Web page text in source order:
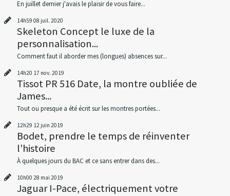
En juillet dernier j'avais le plaisir de vous faire...
14h59 08 juil. 2020
Skeleton Concept le luxe de la
personnalisation...
Comment faut il aborder mes (longues) absences sur...
14h20 17 nov. 2019
Tissot PR 516 Date, la montre oubliée de
James...
Tout ou presque a été écrit sur les montres portées...
12h29 12 juin 2019
Bodet, prendre le temps de réinventer
l'histoire
À quelques jours du BAC et ce sans entrer dans des...
10h00 28 mai 2019
Jaguar I-Pace, électriquement votre